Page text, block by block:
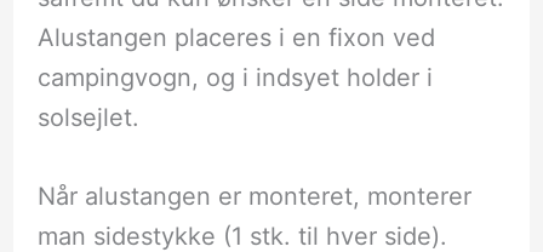
Alustangen placeres i en fixon ved
campingvogn, og i indsyet holder i
solsejlet.
Når alustangen er monteret, monterer
man sidestykke (1 stk. til hver side).